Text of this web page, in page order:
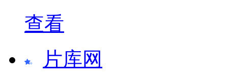
查看
片库网